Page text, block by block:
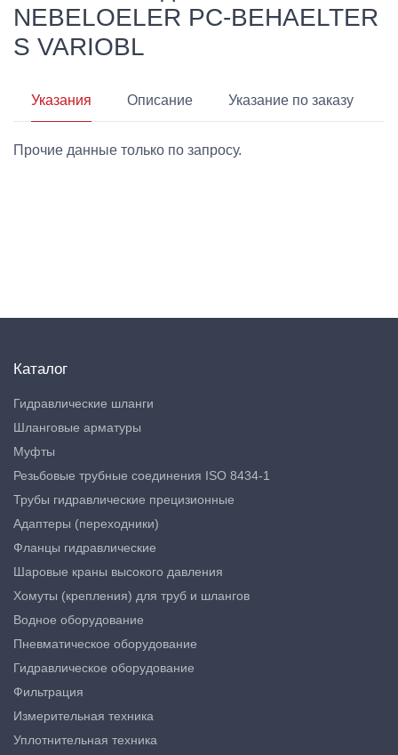
NEBELOELER PC-BEHAELTER
S VARIOBL
Указания Описание Указание по заказу
Прочие данные только по запросу.
Каталог
Гидравлические шланги
Шланговые арматуры
Муфты
Резьбовые трубные соединения ISO 8434-1
Трубы гидравлические прецизионные
Адаптеры (переходники)
Фланцы гидравлические
Шаровые краны высокого давления
Хомуты (крепления) для труб и шлангов
Водное оборудование
Пневматическое оборудование
Гидравлическое оборудование
Фильтрация
Измерительная техника
Уплотнительная техника